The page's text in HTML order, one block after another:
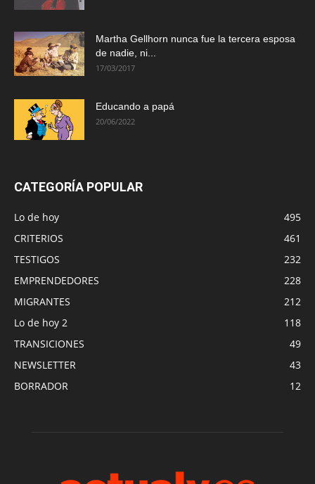
Martha Gellhorn nunca fue la tercera esposa
de nadie, ni...
17/03/2017
Educando a papá
20/06/2022
CATEGORÍA POPULAR
Lo de hoy
495
CRITERIOS
461
TESTIGOS
232
EMPRENDEDORES
228
MIGRANTES
212
Lo de hoy 2
118
TRANSICIONES
49
NEWSLETTER
43
BORRADOR
12